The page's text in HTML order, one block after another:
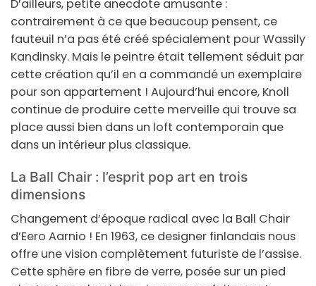
D’ailleurs, petite anecdote amusante :
contrairement à ce que beaucoup pensent, ce
fauteuil n’a pas été créé spécialement pour Wassily
Kandinsky. Mais le peintre était tellement séduit par
cette création qu’il en a commandé un exemplaire
pour son appartement ! Aujourd’hui encore, Knoll
continue de produire cette merveille qui trouve sa
place aussi bien dans un loft contemporain que
dans un intérieur plus classique.
La Ball Chair : l’esprit pop art en trois
dimensions
Changement d’époque radical avec la Ball Chair
d’Eero Aarnio ! En 1963, ce designer finlandais nous
offre une vision complètement futuriste de l’assise.
Cette sphère en fibre de verre, posée sur un pied